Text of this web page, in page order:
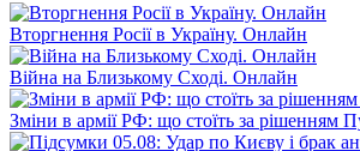
Вторгнення Росії в Україну. Онлайн
Війна на Близькому Сході. Онлайн
Зміни в армії РФ: що стоїть за рішенням